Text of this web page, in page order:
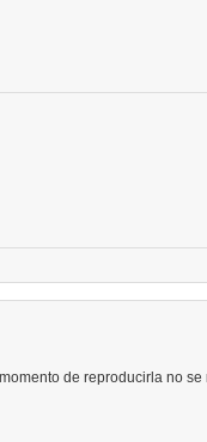
de reproducirla no